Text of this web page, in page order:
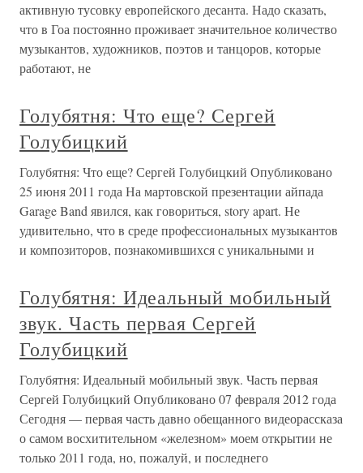
активную тусовку европейского десанта. Надо сказать,
что в Гоа постоянно проживает значительное количество
музыкантов, художников, поэтов и танцоров, которые
работают, не
Голубятня: Что еще? Сергей
Голубицкий
Голубятня: Что еще? Сергей Голубицкий Опубликовано
25 июня 2011 года На мартовской презентации айпада
Garage Band явился, как говориться, story apart. Не
удивительно, что в среде профессиональных музыкантов
и композиторов, познакомившихся с уникальными и
Голубятня: Идеальный мобильный
звук. Часть первая Сергей
Голубицкий
Голубятня: Идеальный мобильный звук. Часть первая
Сергей Голубицкий Опубликовано 07 февраля 2012 года
Сегодня — первая часть давно обещанного видеорассказа
о самом восхитительном «железном» моем открытии не
только 2011 года, но, пожалуй, и последнего